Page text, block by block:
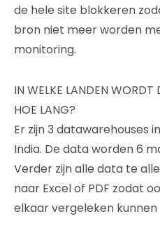
de hele site blokkeren
bron niet meer worden
monitoring.
IN WELKE LANDEN
HOE LANG?
Er zijn 3 datawarehouses
India. De data worden 6
Verder zijn alle data te
naar Excel of PDF zodat
elkaar vergeleken kunnen